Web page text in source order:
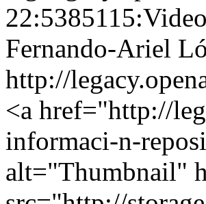
Fernando-Ariel
http://
<a href="http://
informaci-n-
alt="Thumbnail"